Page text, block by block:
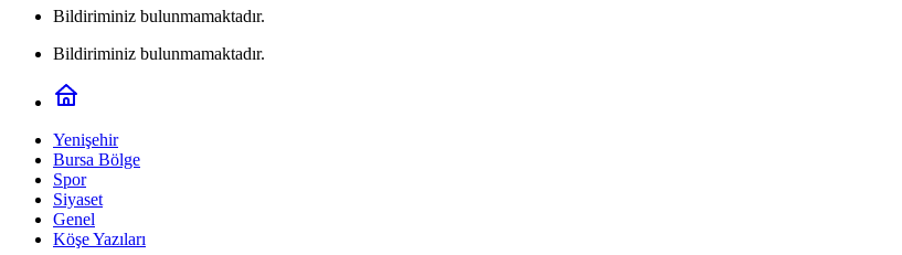
Bildiriminiz bulunmamaktadır.
Bildiriminiz bulunmamaktadır.
Yenişehir
Bursa Bölge
Spor
Siyaset
Genel
Köşe Yazıları